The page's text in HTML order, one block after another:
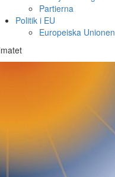
Partierna
Politik i EU
Europeiska Unionen